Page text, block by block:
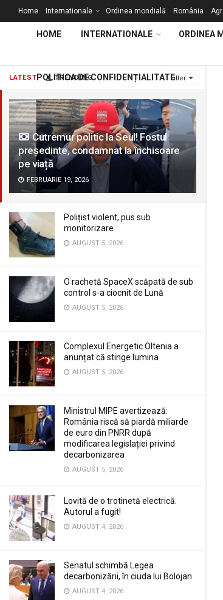
LATEST TRENDING Filter
Cutremur politic la Seul! Fostul
președinte, condamnat la închisoare
pe viață
FEBRUARIE 19, 2026
Polițist violent, pus sub
monitorizare
AUGUST 5, 2026
O rachetă SpaceX scăpată de sub
control s-a ciocnit de Lună
AUGUST 5, 2026
Complexul Energetic Oltenia a
anunțat că stinge lumina
AUGUST 5, 2026
Ministrul MIPE avertizează:
România riscă să piardă miliarde
de euro din PNRR după
modificarea legislației privind
decarbonizarea
AUGUST 5, 2026
Lovită de o trotinetă electrică.
Autorul a fugit!
AUGUST 4, 2026
Senatul schimbă Legea
decarbonizării, în ciuda lui Bolojan
AUGUST 4, 2026
Home Internationale Ordinea mondială România
HOME INTERNATIONALE ORDINEA
POLITICA DE CONFIDENȚIALITATE